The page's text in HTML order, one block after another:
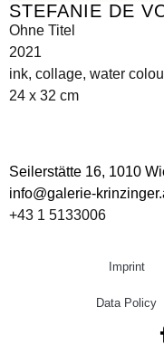
STEFANIE DE
Ohne Titel
2021
ink, collage, water
24 x 32 cm
Seilerstätte 16, 1010
info@galerie-
+43 1 5133006
Imprint
Data Policy